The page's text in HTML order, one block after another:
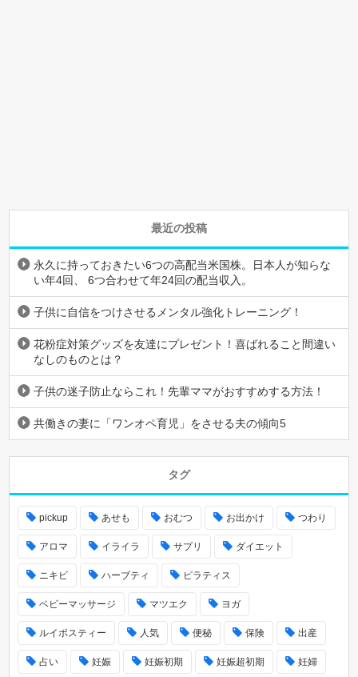
最近の投稿
永久に持っておきたい6つの高配当米国株。日本人が知らな
い年4回、 6つ合わせて年24回の配当収入。
子供に自信をつけさせるメンタル強化トレーニング！
花粉症対策グッズを友達にプレゼント！喜ばれること間違い
なしのものとは？
子供の迷子防止ならこれ！先輩ママがおすすめする方法！
共働きの妻に「ワンオペ育児」をさせる夫の傾向5
タグ
pickup あせも おむつ お出かけ つわり
アロマ イライラ サプリ ダイエット
ニキビ ハーブティ ピラティス
ベビーマッサージ マツエク ヨガ
ルイボスティー 人気 便秘 保険 出産
占い 妊娠 妊娠初期 妊娠超初期 妊婦